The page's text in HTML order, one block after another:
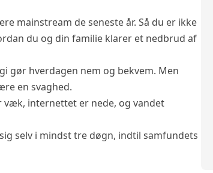
mainstream de seneste år. Så du er ikke
du og din familie klarer et nedbrud af
gør hverdagen nem og bekvem. Men
en svaghed.
væk, internettet er nede, og vandet
selv i mindst tre døgn, indtil samfundets